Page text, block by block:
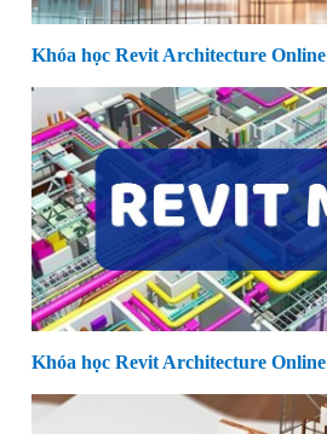
Khóa học Revit Architecture Online
Khóa học Revit Architecture Online